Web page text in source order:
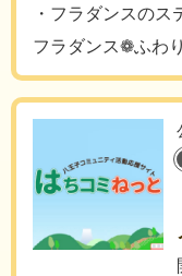
・フラダンスのス
フラダンス❁ふわり